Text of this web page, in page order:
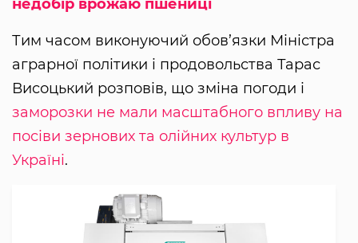
недобір врожаю пшениці
Тим часом виконуючий обов’язки Міністра
аграрної політики і продовольства Тарас
Висоцький розповів, що зміна погоди і
заморозки не мали масштабного впливу на
посіви зернових та олійних культур в
Україні.